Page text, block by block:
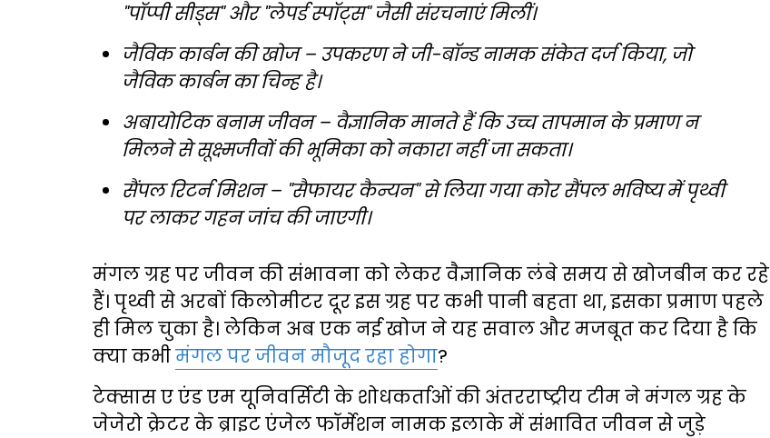
"पॉप्पी सीड्स" और "लेपर्ड स्पॉट्स" जैसी संरचनाएं मिलीं।
जैविक कार्बन की खोज – उपकरण ने जी-बॉन्ड नामक संकेत दर्ज किया, जो
जैविक कार्बन का चिन्ह है।
अबायोटिक बनाम जीवन – वैज्ञानिक मानते हैं कि उच्च तापमान के प्रमाण न
मिलने से सूक्ष्मजीवों की भूमिका को नकारा नहीं जा सकता।
सैंपल रिटर्न मिशन – "सैफायर कैन्यन" से लिया गया कोर सैंपल भविष्य में पृथ्वी
पर लाकर गहन जांच की जाएगी।
मंगल ग्रह पर जीवन की संभावना को लेकर वैज्ञानिक लंबे समय से खोजबीन कर रहे
हैं। पृथ्वी से अरबों किलोमीटर दूर इस ग्रह पर कभी पानी बहता था, इसका प्रमाण पहले
ही मिल चुका है। लेकिन अब एक नई खोज ने यह सवाल और मजबूत कर दिया है कि
क्या कभीमंगल पर जीवन मौजूद रहा होगा?
टेक्सास ए एंड एम यूनिवर्सिटी के शोधकर्ताओं की अंतरराष्ट्रीय टीम ने मंगल ग्रह के
जेजेरो क्रेटर के ब्राइट एंजेल फॉर्मेशन नामक इलाके में संभावित जीवन से जुड़े